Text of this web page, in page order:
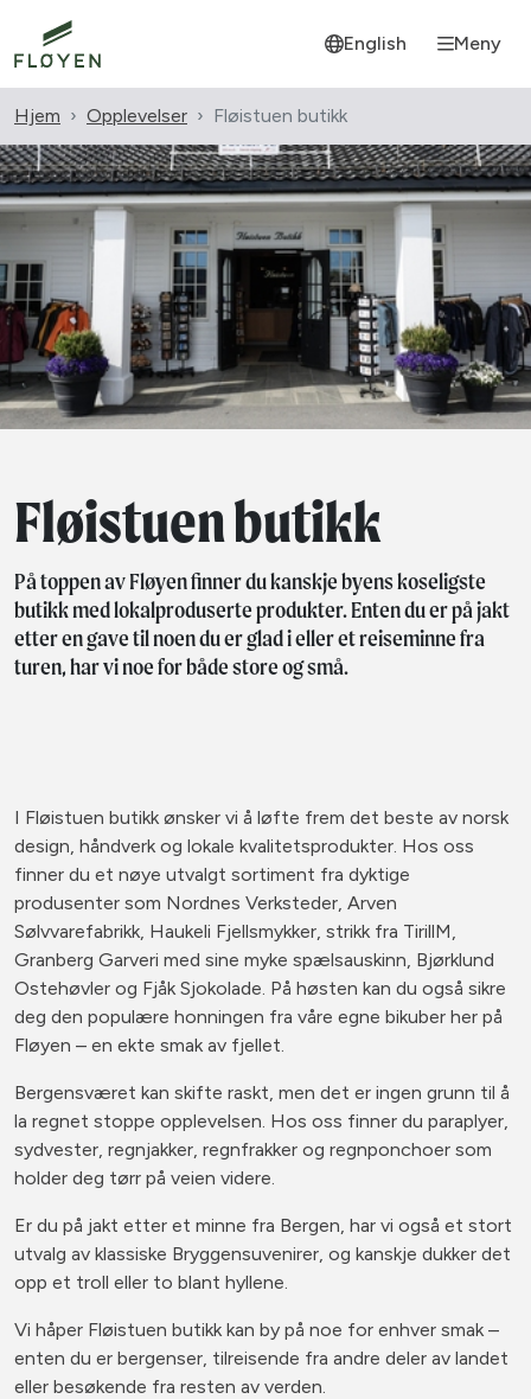
English Meny
Hjem Opplevelser Fløistuen butikk
Fløistuen butikk
På toppen av Fløyen finner du kanskje byens koseligste
butikk med lokalproduserte produkter. Enten du er på jakt
etter en gave til noen du er glad i eller et reiseminne fra
turen, har vi noe for både store og små.
I Fløistuen butikk ønsker vi å løfte frem det beste av norsk
design, håndverk og lokale kvalitetsprodukter. Hos oss
finner du et nøye utvalgt sortiment fra dyktige
produsenter som Nordnes Verksteder, Arven
Sølvvarefabrikk, Haukeli Fjellsmykker, strikk fra TirillM,
Granberg Garveri med sine myke spælsauskinn, Bjørklund
Ostehøvler og Fjåk Sjokolade. På høsten kan du også sikre
deg den populære honningen fra våre egne bikuber her på
Fløyen – en ekte smak av fjellet.
Bergensværet kan skifte raskt, men det er ingen grunn til å
la regnet stoppe opplevelsen. Hos oss finner du paraplyer,
sydvester, regnjakker, regnfrakker og regnponchoer som
holder deg tørr på veien videre.
Er du på jakt etter et minne fra Bergen, har vi også et stort
utvalg av klassiske Bryggensuvenirer, og kanskje dukker det
opp et troll eller to blant hyllene.
Vi håper Fløistuen butikk kan by på noe for enhver smak –
enten du er bergenser, tilreisende fra andre deler av landet
eller besøkende fra resten av verden.